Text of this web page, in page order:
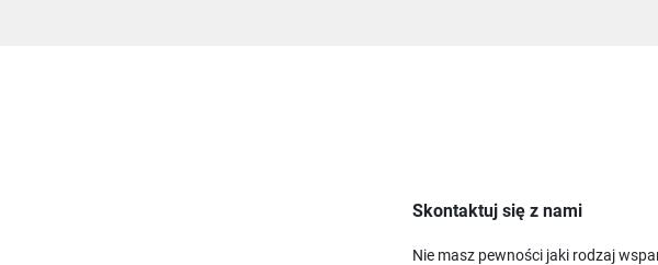
Skontaktuj się z nami
Nie masz pewności jaki rodzaj